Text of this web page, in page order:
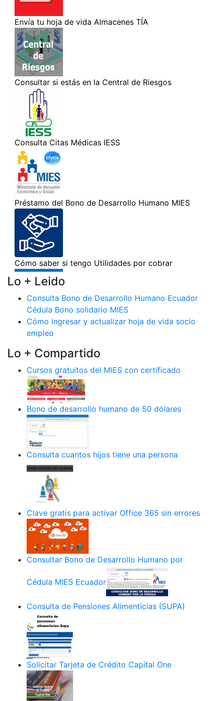
Lo + Leido
Consulta Bono de Desarrollo Humano Ecuador
Cédula Bono solidario MIES
Cómo ingresar y actualizar hoja de vida socio
empleo
Lo + Compartido
Cursos gratuitos del MIES con certificado
Bono de desarrollo humano de 50 dólares
Consulta cuantos hijos tiene una persona
Clave gratis para activar Office 365 sin errores
Consultar Bono de Desarrollo Humano por
Cédula MIES Ecuador
Consulta de Pensiones Alimenticias (SUPA)
Solicitar Tarjeta de Crédito Capital One